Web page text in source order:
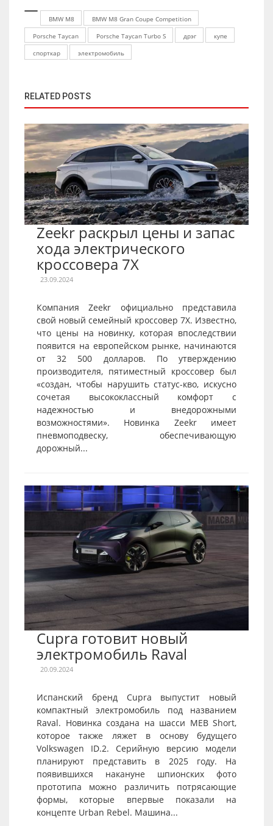
BMW M8
BMW M8 Gran Coupe Competition
Porsche Taycan
Porsche Taycan Turbo S дрэг
купе
спорткар
электромобиль
RELATED POSTS
Zeekr раскрыл цены и запас
хода электрического
кроссовера 7X
23.09.2024
Компания Zeekr официально представила
свой новый семейный кроссовер 7X. Известно,
что цены на новинку, которая впоследствии
появится на европейском рынке, начинаются
от 32 500 долларов. По утверждению
производителя, пятиместный кроссовер был
«создан, чтобы нарушить статус-кво, искусно
сочетая высококлассный комфорт с
надежностью и внедорожными
возможностями». Новинка Zeekr имеет
пневмоподвеску, обеспечивающую
дорожный...
Cupra готовит новый
электромобиль Raval
20.09.2024
Испанский бренд Cupra выпустит новый
компактный электромобиль под названием
Raval. Новинка создана на шасси MEB Short,
которое также ляжет в основу будущего
Volkswagen ID.2. Серийную версию модели
планируют представить в 2025 году. На
появившихся накануне шпионских фото
прототипа можно различить потрясающие
формы, которые впервые показали на
концепте Urban Rebel. Машина...